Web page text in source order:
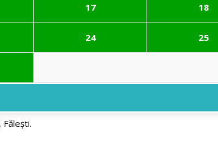
17 18
24 25
Fălești.